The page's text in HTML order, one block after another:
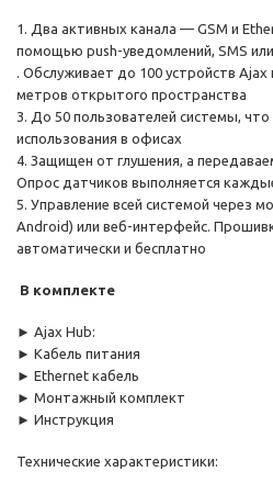
1. Два активных канала — GSM и
помощью push-уведомлений, SMS
. Обслуживает до 100 устройств Ajax
метров открытого пространства
3. До 50 пользователей системы,
использования в офисах
4. Защищен от глушения, а
Опрос датчиков выполняется
5. Управление всей системой через
Android) или веб-интерфейс.
автоматически и бесплатно
В комплекте
► Ajax Hub:
► Кабель питания
► Ethernet кабель
► Монтажный комплект
► Инструкция
Технические характеристики: